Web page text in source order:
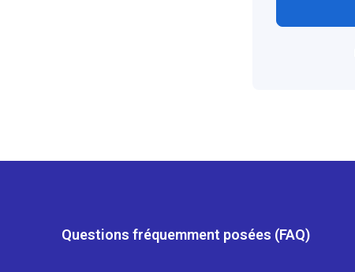
Questions fréquemment posées (FAQ)